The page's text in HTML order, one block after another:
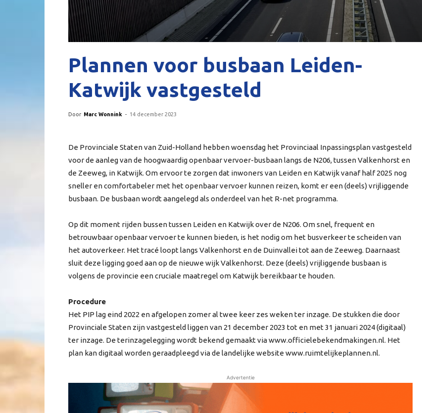
Plannen voor busbaan Leiden-
Katwijk vastgesteld
Door Marc Wonnink - 14 december 2023
De Provinciale Staten van Zuid-Holland hebben woensdag het Provinciaal Inpassingsplan vastgesteld
voor de aanleg van de hoogwaardig openbaar vervoer-busbaan langs de N206, tussen Valkenhorst en
de Zeeweg, in Katwijk. Om ervoor te zorgen dat inwoners van Leiden en Katwijk vanaf half 2025 nog
sneller en comfortabeler met het openbaar vervoer kunnen reizen, komt er een (deels) vrijliggende
busbaan. De busbaan wordt aangelegd als onderdeel van het R-net programma.
Op dit moment rijden bussen tussen Leiden en Katwijk over de N206. Om snel, frequent en
betrouwbaar openbaar vervoer te kunnen bieden, is het nodig om het busverkeer te scheiden van
het autoverkeer. Het tracé loopt langs Valkenhorst en de Duinvallei tot aan de Zeeweg. Daarnaast
sluit deze ligging goed aan op de nieuwe wijk Valkenhorst. Deze (deels) vrijliggende busbaan is
volgens de provincie een cruciale maatregel om Katwijk bereikbaar te houden.
Procedure
Het PIP lag eind 2022 en afgelopen zomer al twee keer zes weken ter inzage. De stukken die door
Provinciale Staten zijn vastgesteld liggen van 21 december 2023 tot en met 31 januari 2024 (digitaal)
ter inzage. De terinzagelegging wordt bekend gemaakt via www.officielebekendmakingen.nl. Het
plan kan digitaal worden geraadpleegd via de landelijke website www.ruimtelijkeplannen.nl.
Advertentie